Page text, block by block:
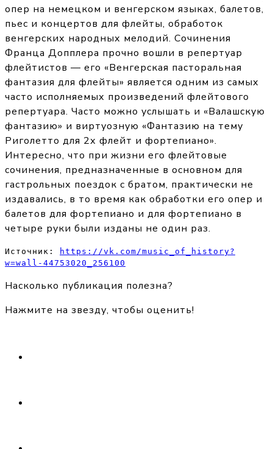
опер на немецком и венгерском языках, балетов,
пьес и концертов для флейты, обработок
венгерских народных мелодий. Сочинения
Франца Допплера прочно вошли в репертуар
флейтистов — его «Венгерская пасторальная
фантазия для флейты» является одним из самых
часто исполняемых произведений флейтового
репертуара. Часто можно услышать и «Валашскую
фантазию» и виртуозную «Фантазию на тему
Риголетто для 2х флейт и фортепиано».
Интересно, что при жизни его флейтовые
сочинения, предназначенные в основном для
гастрольных поездок с братом, практически не
издавались, в то время как обработки его опер и
балетов для фортепиано и для фортепиано в
четыре руки были изданы не один раз.
Источник:
https://vk.com/music_of_history?
w=wall-44753020_256100
Насколько публикация полезна?
Нажмите на звезду, чтобы оценить!